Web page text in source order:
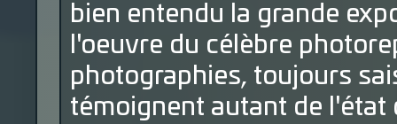
bien entendu la grande
l'oeuvre du célèbre
photographies, toujours
témoignent autant de l'état